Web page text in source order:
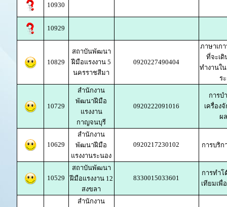
10930
10929
10829
สถาบันพัฒนา
ฝีมือแรงงาน 5
นครราชสีมา
0920227490404
ภาษาเก
ที่จะเดิ
ทำงานใ
ร
10729
สำนักงาน
พัฒนาฝีมือ
แรงงาน
กาญจนบุรี
0920222091016
การบ
เครื่อง
ผ
10629
สำนักงาน
พัฒนาฝีมือ
แรงงานระนอง
0920217230102 การบริก
10529
สถาบันพัฒนา
ฝีมือแรงงาน 12
สงขลา
8330015033601
การทำ
เทียมเพื่
สำนักงาน